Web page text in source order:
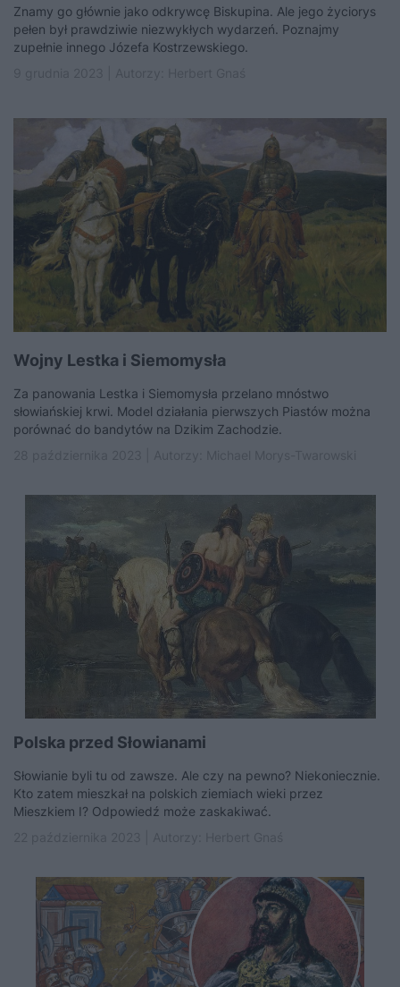
Znamy go głównie jako odkrywcę Biskupina. Ale jego życiorys
pełen był prawdziwie niezwykłych wydarzeń. Poznajmy
zupełnie innego Józefa Kostrzewskiego.
Wojny Lestka i Siemomysła
Za panowania Lestka i Siemomysła przelano mnóstwo
słowiańskiej krwi. Model działania pierwszych Piastów można
porównać do bandytów na Dzikim Zachodzie.
Polska przed Słowianami
Słowianie byli tu od zawsze. Ale czy na pewno? Niekoniecznie.
Kto zatem mieszkał na polskich ziemiach wieki przez
Mieszkiem I? Odpowiedź może zaskakiwać.